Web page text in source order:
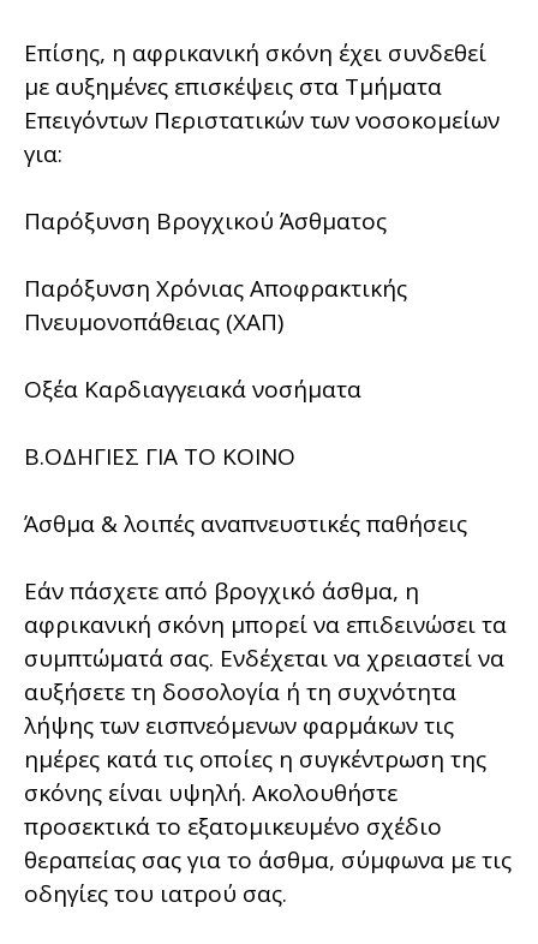
Επίσης, η αφρικανική σκόνη έχει συνδεθεί
με αυξημένες επισκέψεις στα Τμήματα
Επειγόντων Περιστατικών των νοσοκομείων
για:
Παρόξυνση Βρογχικού Άσθματος
Παρόξυνση Χρόνιας Αποφρακτικής
Πνευμονοπάθειας (ΧΑΠ)
Οξέα Καρδιαγγειακά νοσήματα
Β.ΟΔΗΓΙΕΣ ΓΙΑ ΤΟ ΚΟΙΝΟ
Άσθμα & λοιπές αναπνευστικές παθήσεις
Εάν πάσχετε από βρογχικό άσθμα, η
αφρικανική σκόνη μπορεί να επιδεινώσει τα
συμπτώματά σας. Ενδέχεται να χρειαστεί να
αυξήσετε τη δοσολογία ή τη συχνότητα
λήψης των εισπνεόμενων φαρμάκων τις
ημέρες κατά τις οποίες η συγκέντρωση της
σκόνης είναι υψηλή. Ακολουθήστε
προσεκτικά το εξατομικευμένο σχέδιο
θεραπείας σας για το άσθμα, σύμφωνα με τις
οδηγίες του ιατρού σας.